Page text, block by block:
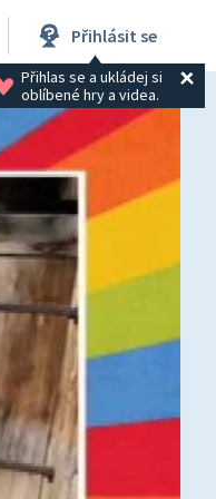
Přihlásit se
Přihlas se a ukládej si
oblíbené hry a videa.